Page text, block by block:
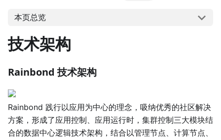
本页总览
技术架构
Rainbond 技术架构
Rainbond 践行以应用为中心的理念，吸纳优秀的社区解决
方案，形成了应用控制、应用运行时，集群控制三大模块结
合的数据中心逻辑技术架构，结合以管理节点、计算节点、